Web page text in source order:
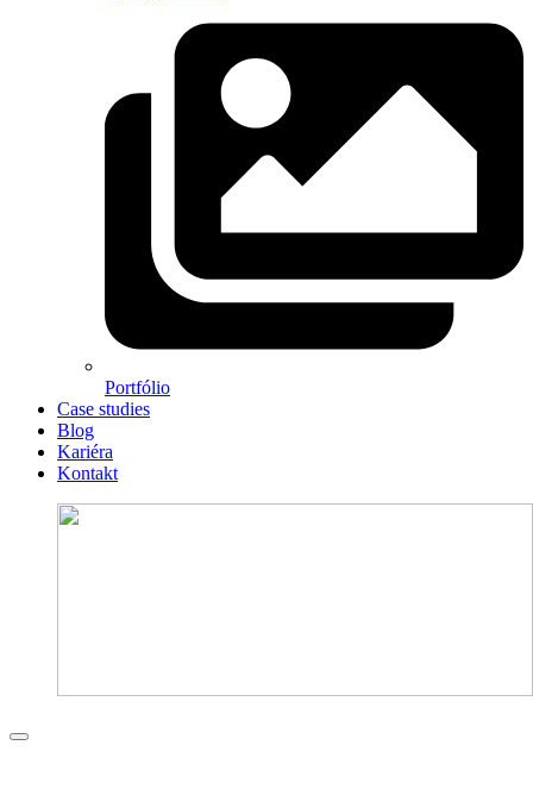
Portfólio
Case studies
Blog
Kariéra
Kontakt